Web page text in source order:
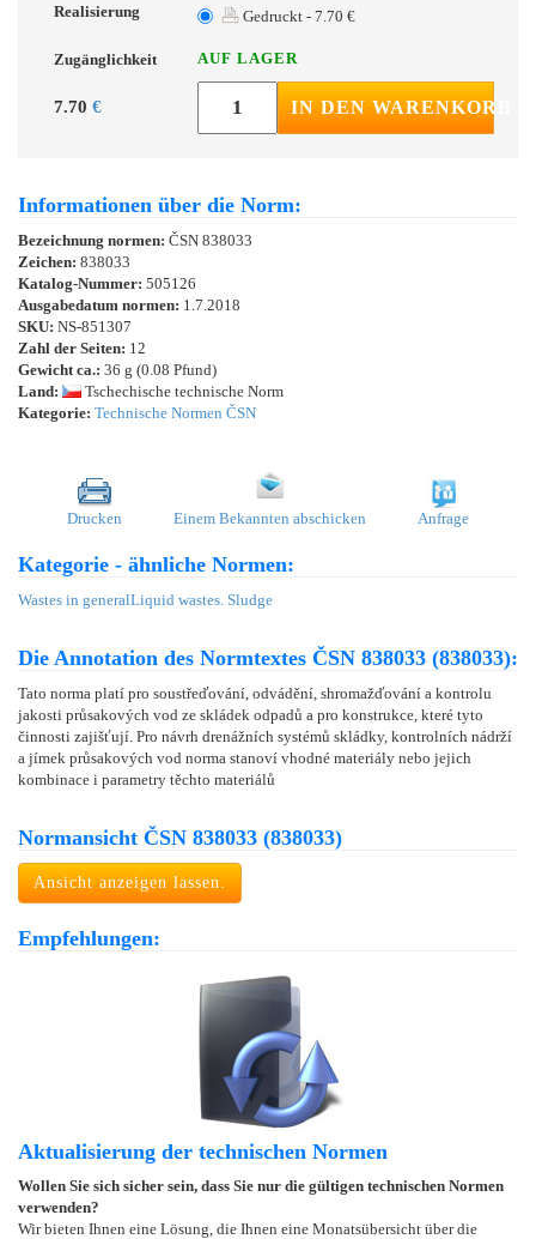
Realisierung
Gedruckt - 7.70 €
Zugänglichkeit AUF LAGER
7.70 € IN DEN WARENKORB
Informationen über die Norm:
Bezeichnung normen: ČSN 838033
Zeichen: 838033
Katalog-Nummer: 505126
Ausgabedatum normen: 1.7.2018
SKU: NS-851307
Zahl der Seiten: 12
Gewicht ca.: 36 g (0.08 Pfund)
Land:
Tschechische technische Norm
Kategorie: Technische Normen ČSN
Drucken Einem Bekannten abschicken Anfrage
Kategorie - ähnliche Normen:
Wastes in generalLiquid wastes. Sludge
Die Annotation des Normtextes ČSN 838033 (838033):
Tato norma platí pro soustřeďování, odvádění, shromažďování a kontrolu
jakosti průsakových vod ze skládek odpadů a pro konstrukce, které tyto
činnosti zajišťují. Pro návrh drenážních systémů skládky, kontrolních nádrží
a jímek průsakových vod norma stanoví vhodné materiály nebo jejich
kombinace i parametry těchto materiálů
Normansicht ČSN 838033 (838033)
Ansicht anzeigen lassen.
Empfehlungen:
Aktualisierung der technischen Normen
Wollen Sie sich sicher sein, dass Sie nur die gültigen technischen Normen
verwenden?
Wir bieten Ihnen eine Lösung, die Ihnen eine Monatsübersicht über die